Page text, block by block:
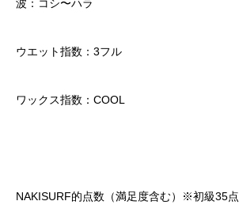
波：コシ〜ハラ
ウエット指数：3フル
ワックス指数：COOL
NAKISURF的点数（満足度含む）※初級35点